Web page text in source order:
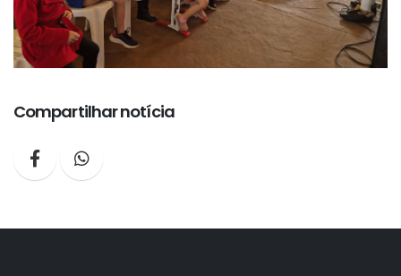
Compartilhar notícia